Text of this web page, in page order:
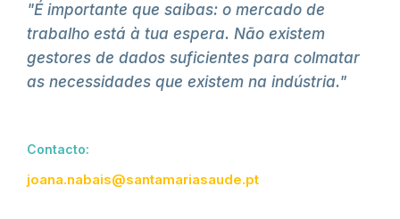
"É importante que saibas: o mercado de
trabalho está à tua espera. Não existem
gestores de dados suficientes para colmatar
as necessidades que existem na indústria."
Contacto:
joana.nabais@santamariasaude.pt